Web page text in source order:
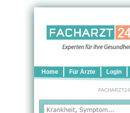
Home Für Ärzte Login
FACHARZT24